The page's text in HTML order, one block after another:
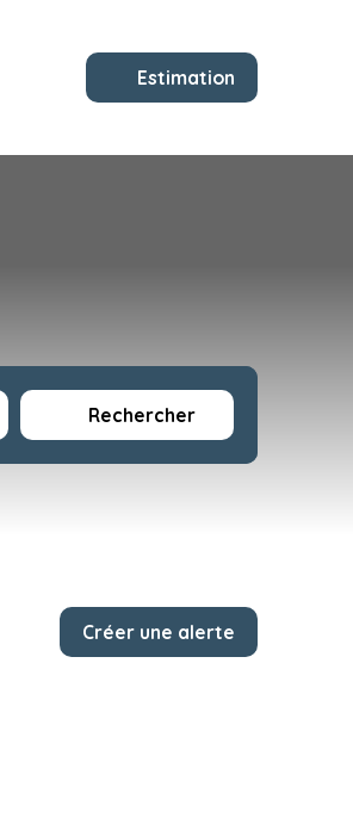
Estimation
Rechercher
Créer une alerte